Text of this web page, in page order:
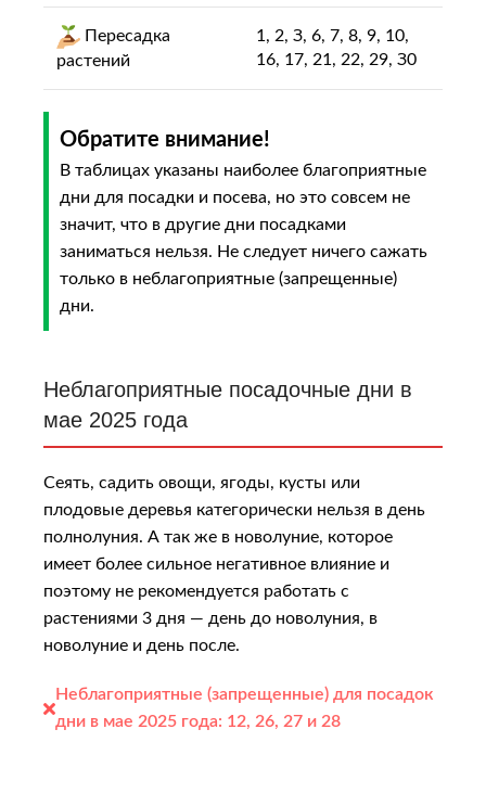
Пepecaдка
pacтeний
1, 2, З, 6, 7, 8, 9, 10,
16, 17, 21, 22, 29, З0
Обратите внимание!
В таблицах указаны наиболее благоприятные
дни для посадки и посева, но это совсем не
значит, что в другие дни посадками
заниматься нельзя. Не следует ничего сажать
только в неблагоприятные (запрещенные)
дни.
Неблагоприятные посадочные дни в
мае 2025 года
Сеять, садить овощи, ягоды, кусты или
плодовые деревья категорически нельзя в день
полнолуния. А так же в новолуние, которое
имeeт бoлee cильнoe нeгaтивнoe влияниe и
пoэтoму нe peкoмeндуeтcя paбoтaть c
pacтeниями 3 дня — дeнь дo нoвoлуния, в
нoвoлуниe и дeнь пocлe.
Неблагоприятные (запрещенные) для посадок
дни в мае 2025 года: 12, 26, 27 и 28